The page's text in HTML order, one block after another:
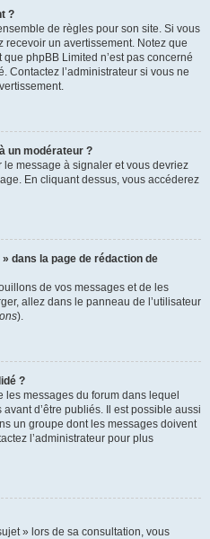
?
de règles pour son site. Si vous
un avertissement. Notez que
que phpBB Limited n’est pas concerné
Contactez l’administrateur si vous ne
un modérateur ?
le message à signaler et vous devriez
En cliquant dessus, vous accéderez
dans la page de rédaction de
de vos messages et de les
allez dans le panneau de l’utilisateur
).
?
les messages du forum dans lequel
d’être publiés. Il est possible aussi
un groupe dont les messages doivent
l’administrateur pour plus
» lors de sa consultation, vous